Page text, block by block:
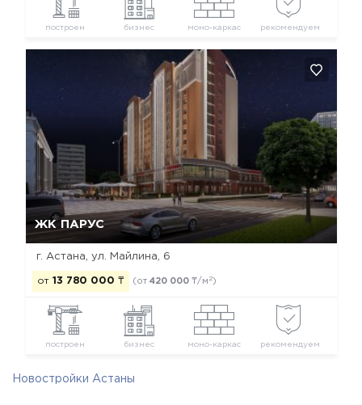
построен бизнес моно-каркас рекомендуем
ЖК ПАРУС
г. Астана, ул. Майлина, 6
от 13 780 000 ₸ (от 420 000 ₸/м 2)
построен бизнес моно-каркас рекомендуем
Да, удалить Отмена
Новостройки Астаны